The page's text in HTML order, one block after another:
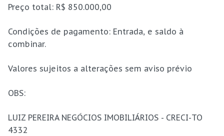
Preço total: R$ 850.000,00
Condições de pagamento: Entrada, e saldo à
combinar.
Valores sujeitos a alterações sem aviso prévio
OBS:
LUIZ PEREIRA NEGÓCIOS IMOBILIÁRIOS - CRECI-TO
4332